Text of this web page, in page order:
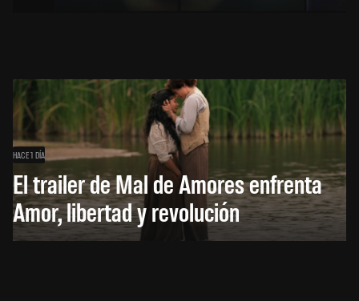
HACE 1 DÍA
El trailer de Mal de Amores enfrenta
Amor, libertad y revolución